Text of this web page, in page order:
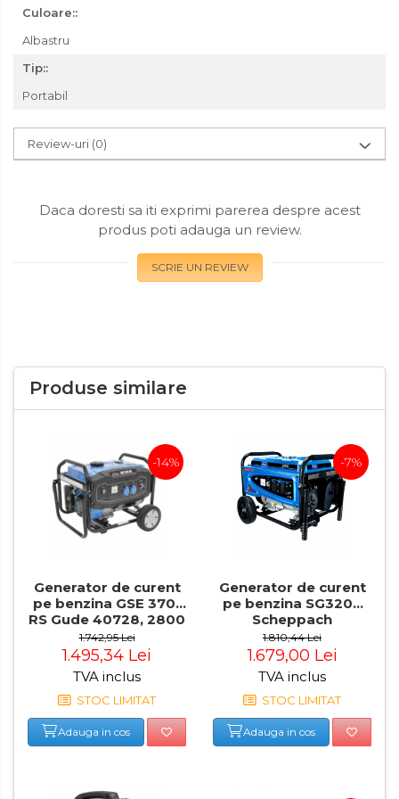
Masini de Taiat / Frezat
Caneluri
profesionala
Pistol de lipit si accesorii
verticala / profesionala
Priza & prelungitoare
electrice
Profesionale
si Orbitale
Sudura
Rindele Electrice
Generator Curent Electric
Masina debitat metal
Fierastraie Electrice
Fierastrau cu banda vertical
Foarfeci Electrice
Industriale
Culoare::
Albastru
Tip::
Portabil
Review-uri (0)
Daca doresti sa iti exprimi parerea despre acest
produs poti adauga un review.
SCRIE UN REVIEW
Produse similare
-14%
Generator de curent
pe benzina GSE 3701
RS Gude 40728, 2800
W
1.742,95 Lei
1.495,34 Lei
TVA inclus
STOC LIMITAT
Adauga in cos
-7%
Generator de curent
pe benzina SG3200
Scheppach
5906220903, 2800 W,
6.5 Cp
1.810,44 Lei
1.679,00 Lei
TVA inclus
STOC LIMITAT
Adauga in cos